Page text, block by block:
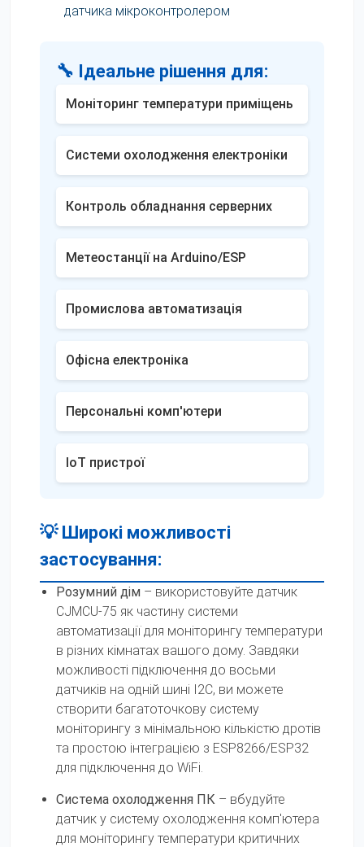
датчика мікроконтролером
🔧 Ідеальне рішення для:
Моніторинг температури приміщень
Системи охолодження електроніки
Контроль обладнання серверних
Метеостанції на Arduino/ESP
Промислова автоматизація
Офісна електроніка
Персональні комп'ютери
IoT пристрої
💡 Широкі можливості
застосування:
Розумний дім – використовуйте датчик
CJMCU-75 як частину системи
автоматизації для моніторингу температури
в різних кімнатах вашого дому. Завдяки
можливості підключення до восьми
датчиків на одній шині I2C, ви можете
створити багатоточкову систему
моніторингу з мінімальною кількістю дротів
та простою інтеграцією з ESP8266/ESP32
для підключення до WiFi.
Система охолодження ПК – вбудуйте
датчик у систему охолодження комп'ютера
для моніторингу температури критичних